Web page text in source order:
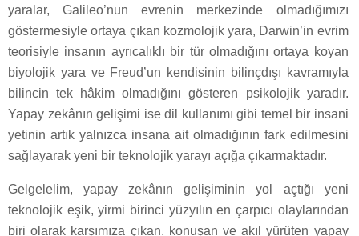
yaralar, Galileo’nun evrenin merkezinde olmadığımızı
göstermesiyle ortaya çıkan kozmolojik yara, Darwin’in evrim
teorisiyle insanın ayrıcalıklı bir tür olmadığını ortaya koyan
biyolojik yara ve Freud’un kendisinin bilinçdışı kavramıyla
bilincin tek hâkim olmadığını gösteren psikolojik yaradır.
Yapay zekânın gelişimi ise dil kullanımı gibi temel bir insani
yetinin artık yalnızca insana ait olmadığının fark edilmesini
sağlayarak yeni bir teknolojik yarayı açığa çıkarmaktadır.
Gelgelelim, yapay zekânın gelişiminin yol açtığı yeni
teknolojik eşik, yirmi birinci yüzyılın en çarpıcı olaylarından
biri olarak karşımıza çıkan, konuşan ve akıl yürüten yapay